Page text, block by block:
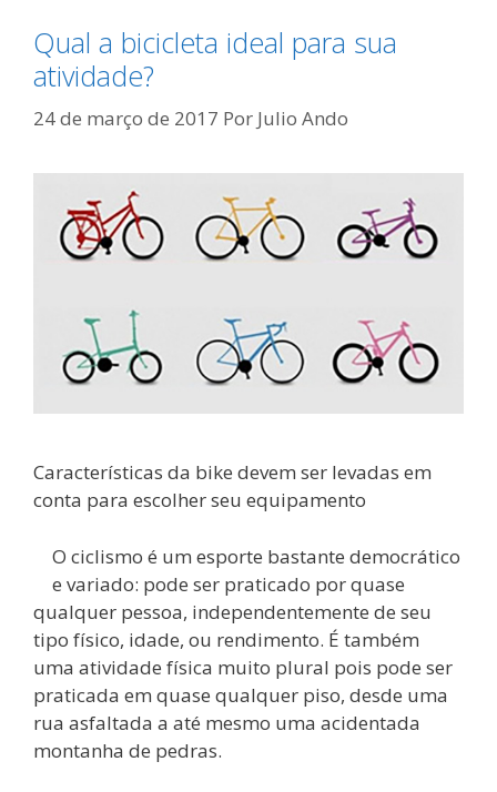
Qual a bicicleta ideal para sua
atividade?
24 de março de 2017 Por Julio Ando
Características da bike devem ser levadas em
conta para escolher seu equipamento
O ciclismo é um esporte bastante democrático
e variado: pode ser praticado por quase
qualquer pessoa, independentemente de seu
tipo físico, idade, ou rendimento. É também
uma atividade física muito plural pois pode ser
praticada em quase qualquer piso, desde uma
rua asfaltada a até mesmo uma acidentada
montanha de pedras.